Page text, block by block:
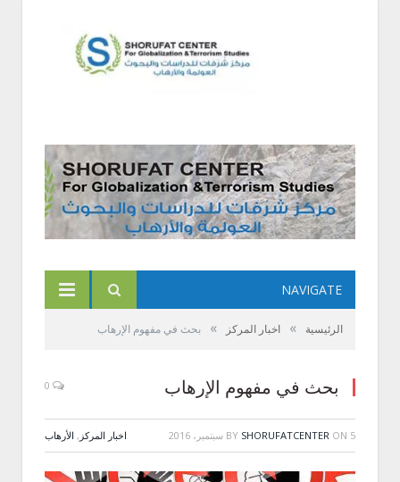
NAVIGATE
الرئيسية » اخبار المركز » بحث في مفهوم الإرهاب
بحث في مفهوم الإرهاب
BY SHORUFATCENTER ON 5 سبتمبر، 2016 اخبار المركز , الأرهاب